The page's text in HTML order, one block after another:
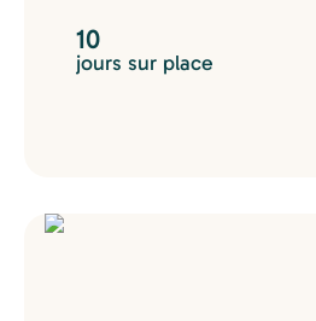
10
jours sur place